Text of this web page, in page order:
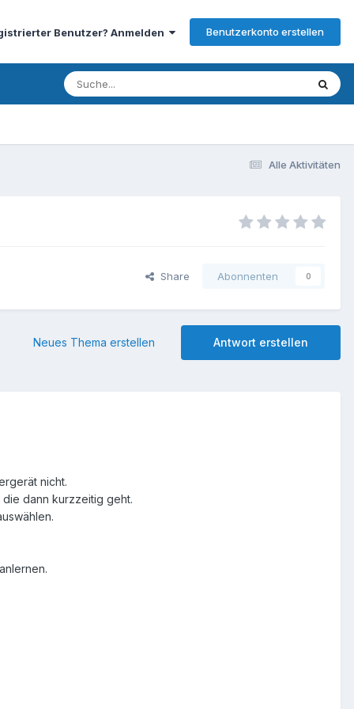
Benutzer? Anmelden Benutzerkonto erstellen
Alle Aktivitäten
Share Abonnenten 0
Antwort erstellen
Neues Thema erstellen
nicht.
dann kurzzeitig geht.